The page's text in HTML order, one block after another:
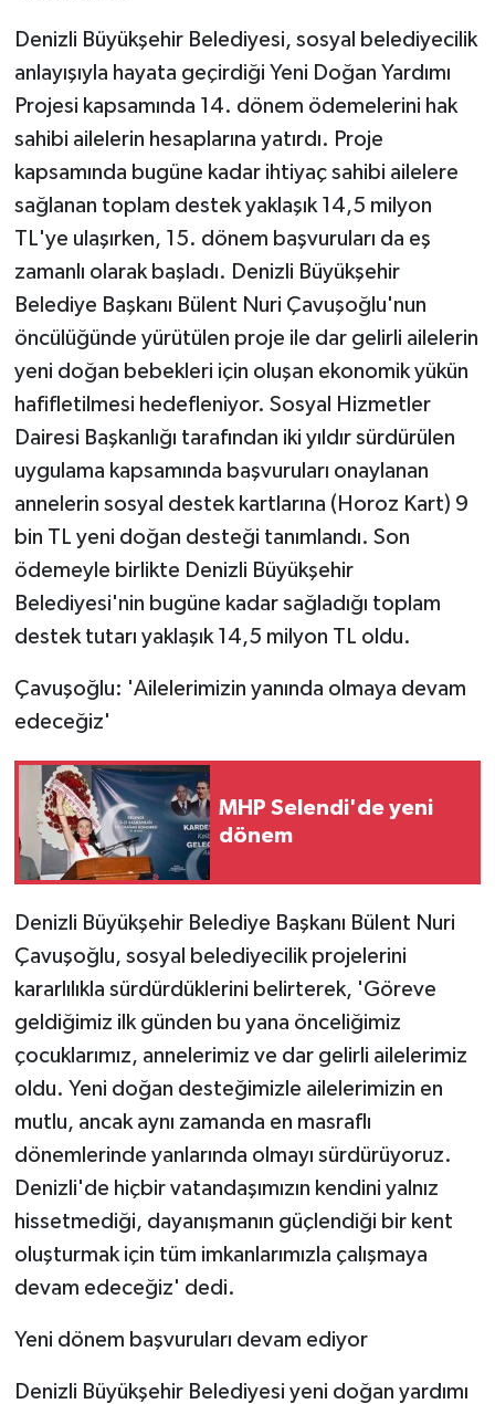
Denizli Büyükşehir Belediyesi, sosyal belediyecilik
anlayışıyla hayata geçirdiği Yeni Doğan Yardımı
Projesi kapsamında 14. dönem ödemelerini hak
sahibi ailelerin hesaplarına yatırdı. Proje
kapsamında bugüne kadar ihtiyaç sahibi ailelere
sağlanan toplam destek yaklaşık 14,5 milyon
TL'ye ulaşırken, 15. dönem başvuruları da eş
zamanlı olarak başladı. Denizli Büyükşehir
Belediye Başkanı Bülent Nuri Çavuşoğlu'nun
öncülüğünde yürütülen proje ile dar gelirli ailelerin
yeni doğan bebekleri için oluşan ekonomik yükün
hafifletilmesi hedefleniyor. Sosyal Hizmetler
Dairesi Başkanlığı tarafından iki yıldır sürdürülen
uygulama kapsamında başvuruları onaylanan
annelerin sosyal destek kartlarına (Horoz Kart) 9
bin TL yeni doğan desteği tanımlandı. Son
ödemeyle birlikte Denizli Büyükşehir
Belediyesi'nin bugüne kadar sağladığı toplam
destek tutarı yaklaşık 14,5 milyon TL oldu.
Çavuşoğlu: 'Ailelerimizin yanında olmaya devam
edeceğiz'
MHP Selendi'de yeni
dönem
Denizli Büyükşehir Belediye Başkanı Bülent Nuri
Çavuşoğlu, sosyal belediyecilik projelerini
kararlılıkla sürdürdüklerini belirterek, 'Göreve
geldiğimiz ilk günden bu yana önceliğimiz
çocuklarımız, annelerimiz ve dar gelirli ailelerimiz
oldu. Yeni doğan desteğimizle ailelerimizin en
mutlu, ancak aynı zamanda en masraflı
dönemlerinde yanlarında olmayı sürdürüyoruz.
Denizli'de hiçbir vatandaşımızın kendini yalnız
hissetmediği, dayanışmanın güçlendiği bir kent
oluşturmak için tüm imkanlarımızla çalışmaya
devam edeceğiz' dedi.
Yeni dönem başvuruları devam ediyor
Denizli Büyükşehir Belediyesi yeni doğan yardımı